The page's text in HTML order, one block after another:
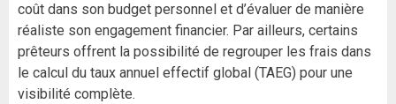
coût dans son budget personnel et d’évaluer de manière
réaliste son engagement financier. Par ailleurs, certains
prêteurs offrent la possibilité de regrouper les frais dans
le calcul du taux annuel effectif global (TAEG) pour une
visibilité complète.